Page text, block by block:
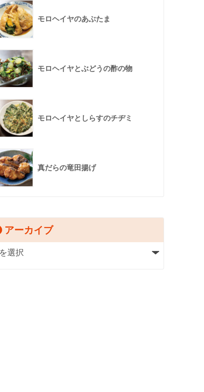
モロヘイヤのあぶたま
モロヘイヤとぶどうの酢の物
モロヘイヤとしらすのチヂミ
真だらの竜田揚げ
アーカイブ